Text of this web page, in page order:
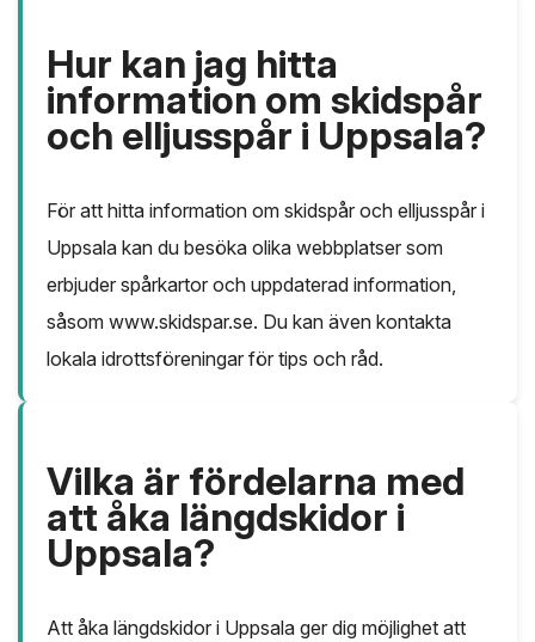
Hur kan jag hitta
information om skidspår
och elljusspår i Uppsala?
För att hitta information om skidspår och elljusspår i
Uppsala kan du besöka olika webbplatser som
erbjuder spårkartor och uppdaterad information,
såsom www.skidspar.se. Du kan även kontakta
lokala idrottsföreningar för tips och råd.
Vilka är fördelarna med
att åka längdskidor i
Uppsala?
Att åka längdskidor i Uppsala ger dig möjlighet att